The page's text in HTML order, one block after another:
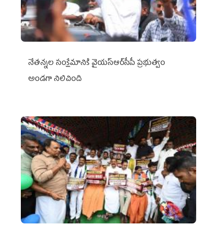
నేతన్నల సంక్షేమానికి వైయ‌స్ఆర్‌సీపీ ప్రభుత్వం
అండగా నిలిచింది